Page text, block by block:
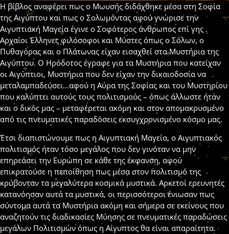
Η βίβλος αναφέρει πως ο Μωυσής διδάχθηκε μέσα στη Σοφία
της Αιγύπτου και πως ο Σολωμόντας αφού γνώρισε την
Αιγυπτιακή Μαγεία έγινε ο Σοφότερος άνθρωπος επί γης .
Αρχαίοι Έλληνες φιλόσοφοι και Μύστες όπως ο Σόλων, ο
Πυθαγόρας και ο Πλάτωνας είχαν εισαχθεί στα Μυστήρια της
Αιγύπτου. Ο Ηρόδοτος έγραφε για τα Μυστήρια που κατείχαν
οι Αιγύπτιοι, Μυστήρια που δεν είχαν την δικαιοδοσία να
μεταλαμπαδεύσει…αφού η Αύρα της Σοφίας και του Μυστηρίου
που καλύπτει αυτούς τους πολιτισμούς – όπως άλλωστε ήταν
και ο δικός μας – μεταφέρεται ακόμη και στον απομακρυσμένο
από τις πνευματικές παραδόσεις εκσυγχρονισμένο κόσμο μας.
Έτσι διαπιστώνουμε πως η Αιγυπτιακή Μαγεία, ο Αιγυπτιακός
πολιτισμός ήταν τόσο μεγάλος που δεν γινόταν να μην
επηρεάσει την Ευρώπη σε κάθε της έκφανση, αφού
επικρατούσε η πεποίθηση πως μέσα στον πολιτισμό της
κρύβονταν τα μεγαλύτερα κοσμικά μυστικά. Αρκετοί ερευνητές
κατανόησαν αυτά τα μυστικά, οι περισσότεροι ένιωσαν πως
σύντομα αυτά τα Μυστήρια ακόμη και σήμερα σε εκείνους που
αναζητούν τις διαδικασίες Μύησης σε πνευματικές παραδώσεις
μεγάλων Πολιτισμών όπως η Αίγυπτος θα είναι απαραίτητα.